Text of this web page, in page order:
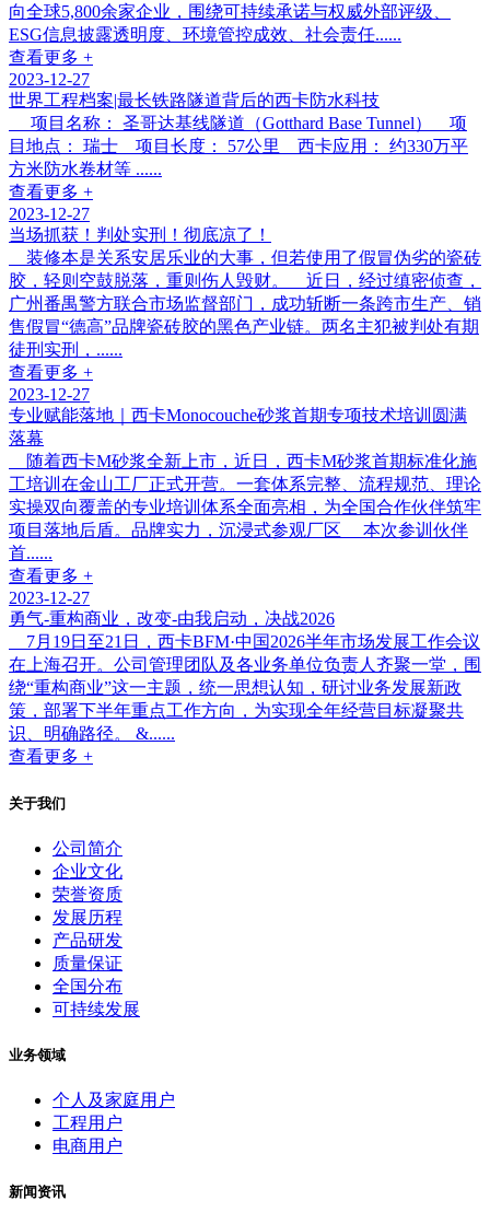
向全球5,800余家企业，围绕可持续承诺与权威外部评级、
ESG信息披露透明度、环境管控成效、社会责任......
查看更多 +
2023-12-27
世界工程档案|最长铁路隧道背后的西卡防水科技
项目名称： 圣哥达基线隧道（Gotthard Base Tunnel） 项
目地点： 瑞士 项目长度： 57公里 西卡应用： 约330万平
方米防水卷材等 ......
查看更多 +
2023-12-27
当场抓获！判处实刑！彻底凉了！
装修本是关系安居乐业的大事，但若使用了假冒伪劣的瓷砖
胶，轻则空鼓脱落，重则伤人毁财。 近日，经过缜密侦查，
广州番禺警方联合市场监督部门，成功斩断一条跨市生产、销
售假冒“德高”品牌瓷砖胶的黑色产业链。两名主犯被判处有期
徒刑实刑，......
查看更多 +
2023-12-27
专业赋能落地｜西卡Monocouche砂浆首期专项技术培训圆满
落幕
随着西卡M砂浆全新上市，近日，西卡M砂浆首期标准化施
工培训在金山工厂正式开营。一套体系完整、流程规范、理论
实操双向覆盖的专业培训体系全面亮相，为全国合作伙伴筑牢
项目落地后盾。品牌实力，沉浸式参观厂区 本次参训伙伴
首......
查看更多 +
2023-12-27
勇气-重构商业，改变-由我启动，决战2026
7月19日至21日，西卡BFM·中国2026半年市场发展工作会议
在上海召开。公司管理团队及各业务单位负责人齐聚一堂，围
绕“重构商业”这一主题，统一思想认知，研讨业务发展新政
策，部署下半年重点工作方向，为实现全年经营目标凝聚共
识、明确路径。 &......
查看更多 +
关于我们
公司简介
企业文化
荣誉资质
发展历程
产品研发
质量保证
全国分布
可持续发展
业务领域
个人及家庭用户
工程用户
电商用户
新闻资讯